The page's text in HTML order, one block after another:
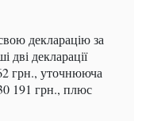
декларацію за
дві декларації
грн., уточнююча
191 грн., плюс